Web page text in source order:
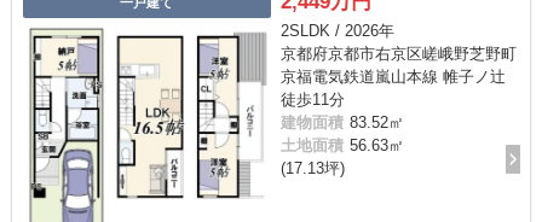
2SLDK / 2026年
京都府京都市右京区嵯峨野芝野町
京福電気鉄道嵐山本線 帷子ノ辻
徒歩11分
建物面積 83.52㎡
土地面積 56.63㎡
(17.13坪)